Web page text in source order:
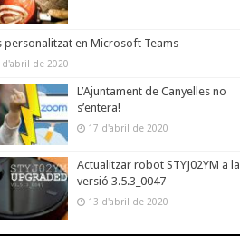
personalitzat en Microsoft Teams
d'abril de 2020
L’Ajuntament de Canyelles no
s’entera!
17 d'abril de 2020
Actualitzar robot STYJ02YM a la
versió 3.5.3_0047
13 d'abril de 2020